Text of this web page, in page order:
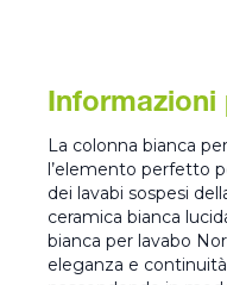
Informazioni
La colonna bianca
l’elemento perfetto
dei lavabi sospesi
ceramica bianca
bianca per lavabo
eleganza e